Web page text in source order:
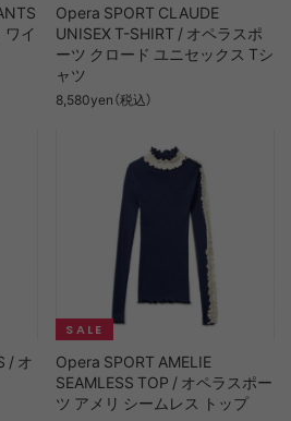
ワイ
Opera SPORT CLAUDE
UNISEX T-SHIRT / オペラスポ
ーツ クロード ユニセックス Tシ
ャツ
8,580yen（税込）
/ オ
Opera SPORT AMELIE
SEAMLESS TOP / オペラスポー
ツ アメリ シームレス トップ